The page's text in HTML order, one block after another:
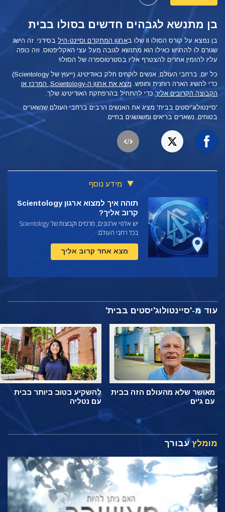
בן מתנשא לגבהים חדשים בסולו בבית
בן נמצא על קורס הסולו II שלו ב ארגון המתקדם וסיינט-היל בסידני. זה הישג
שגורם לו להרגיש כאילו הוא מתנשא לגובה מעל עצי האקליפטוס. וזה כופה
עליו להזמין אחרים להצטרף אליו בסטרטוספרה של הסולו!
כל יום, ברחבי העולם, אנשים לוקחים חלק באודיטינג
(ייעוץ של Scientology)
כדי להשיג הארה רוחנית וחופש.
מצא את ארגון ה-Scientology, המרכז או
הקבוצה הקרובים אליךכדי להתחיל בהרפתקת האודיטינג שלך.
'סיינטולוג'יסטים בבית' מציג את האנשים הרבים ברחבי העולם שנשארים
בטוחים, נשארים בריאים ומשגשגים בחיים.
מידע נוסף
תוהה איך למצוא ארגון Scientology
קרוב אליך?
יש אלפי ארגונים, מרכזים וקבוצות של Scientology
בכל רחבי העולם.
מצא אחד קרוב אליך
עוד מ-'סיינטולוג'יסטים בבית'
מאושר שלא מהעולם הזה בבית
עם ג'ים
להשקיע בטוב ביותר בבית
עם נטליה
מומלץעבורך